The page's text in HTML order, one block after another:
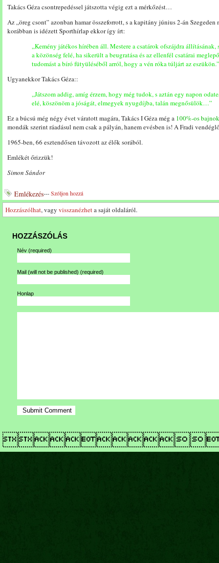
Takács Géza csontrepedéssel játszotta végig ezt a mérkőzést…
Az „öreg csont” azonban hamar összeforrott, s a kapitány június 2-án
korábban is idézett Sporthírlap ekkor így írt:
„Kemény játékos hírében áll. Mestere a csatárok ofszájdra
a közönség felé, ha sikerült a beugratása és az ellenfél csatárai
tudomást a bíró fütyüléséből arról, hogy a vén róka túljárt az eszükön.”
Ugyanekkor Takács Géza::
„Játszom addig, amíg érzem, hogy még tudok, s aztán egy napon
elé, köszönöm a jóságát, elmegyek nyugdíjba, talán megnősülök…”
Ez a búcsú még négy évet váratott magára, Takács I Géza még a 100%-os
mondák szerint ráadásul nem csak a pályán, hanem evésben is! A Fradi
1965-ben, 66 esztendősen távozott az élők sorából.
Emlékét őrizzük!
Simon Sándor
Emlékezés---Szóljon hozzá
Hozzászólhat, vagy visszanézheta saját oldaláról.
HOZZÁSZÓLÁS
Név (required)
Mail (will not be published) (required)
Honlap